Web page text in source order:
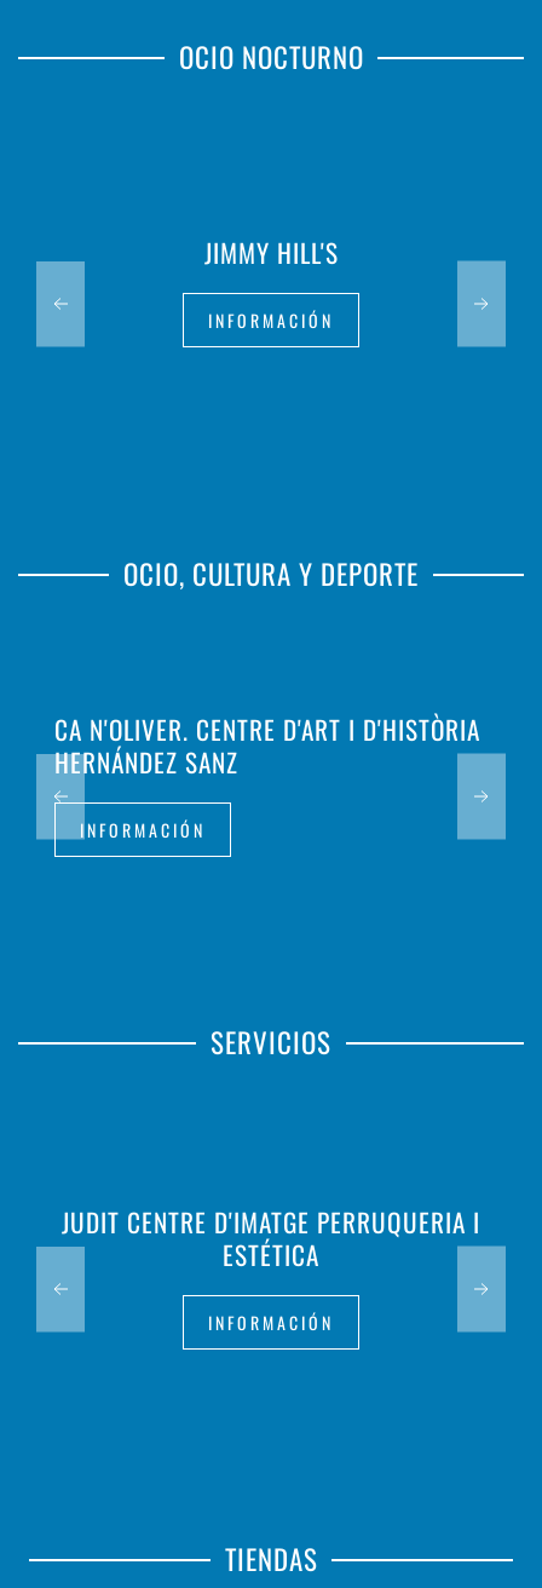
OCIO NOCTURNO
JIMMY HILL'S
INFORMACIÓN
OCIO, CULTURA Y DEPORTE
CA N'OLIVER. CENTRE D'ART I D'HISTÒRIA
HERNÁNDEZ SANZ
INFORMACIÓN
SERVICIOS
JUDIT CENTRE D'IMATGE PERRUQUERIA I
ESTÉTICA
INFORMACIÓN
TIENDAS